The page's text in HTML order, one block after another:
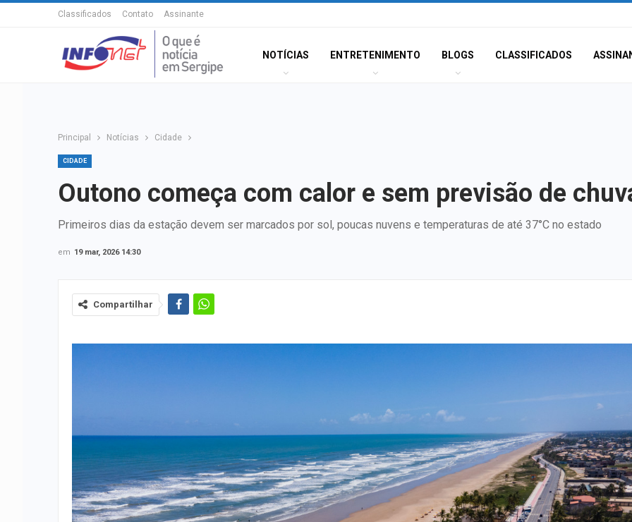
Classificados Contato Assinante
NOTÍCIAS ENTRETENIMENTO BLOGS CLASSIFICADOS
Principal Notícias Cidade
CIDADE
Outono começa com calor e sem previsão de
Primeiros dias da estação devem ser marcados por sol, poucas nuvens e temperaturas de até 37°C no estado
em 19 mar, 2026 14:30
Compartilhar
promovem ação
Homem é preso
investigado por
vulnerável em